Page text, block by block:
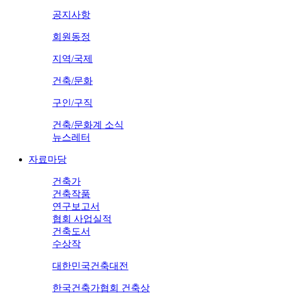
공지사항
회원동정
지역/국제
건축/문화
구인/구직
건축/문화계 소식
뉴스레터
자료마당
건축가
건축작품
연구보고서
협회 사업실적
건축도서
수상작
대한민국건축대전
한국건축가협회 건축상